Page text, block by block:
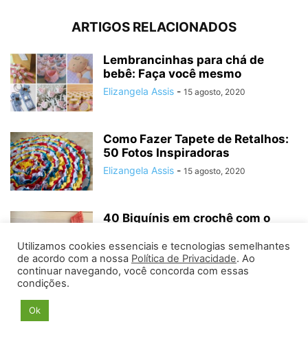
ARTIGOS RELACIONADOS
Lembrancinhas para chá de
bebê: Faça você mesmo
Elizangela Assis - 15 agosto, 2020
Como Fazer Tapete de Retalhos:
50 Fotos Inspiradoras
Elizangela Assis - 15 agosto, 2020
40 Biquínis em crochê com o
Elizangela Assis - 15 agosto, 2020
Utilizamos cookies essenciais e tecnologias semelhantes
de acordo com a nossa Política de Privacidade. Ao
continuar navegando, você concorda com essas
condições.
Ok